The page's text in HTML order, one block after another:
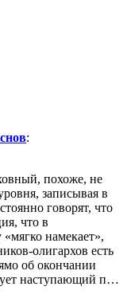
:
похоже, не
записывая в
говорят, что
что в
намекает»,
олигархов есть
об окончании
наступающий п…